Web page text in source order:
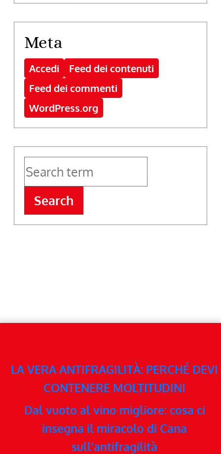
Meta
Accedi
Feed dei contenuti
Feed dei commenti
WordPress.org
Search
LA VERA ANTIFRAGILITÀ: PERCHÉ DEVI
CONTENERE MOLTITUDINI
Dal vuoto al vino migliore: cosa ci
insegna il miracolo di Cana
sull’antifragilità